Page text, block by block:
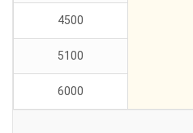
4500
5100
6000